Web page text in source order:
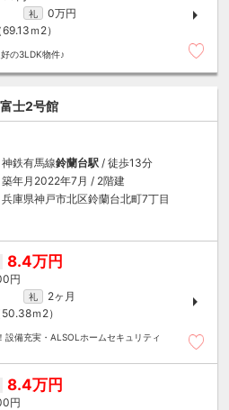
礼
0万円
ｍ 2）
の3LDK物件♪
士2号館
神鉄有馬線鈴蘭台駅 / 徒歩13分
築年月2022年7月 / 2階建
兵庫県神戸市北区鈴蘭台北町7丁目
8.4万円
円
礼
2ヶ月
ｍ 2）
設備充実・ALSOLホームセキュリティ
8.4万円
円